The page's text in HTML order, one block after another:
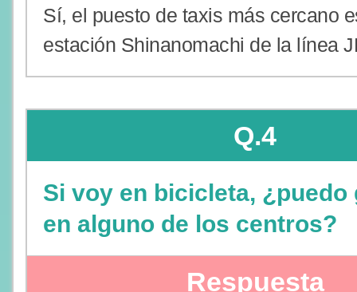
Sí, el puesto de taxis más cercano
estación Shinanomachi de la línea
Q.4
Si voy en bicicleta, ¿puedo
en alguno de los centros?
Respuesta